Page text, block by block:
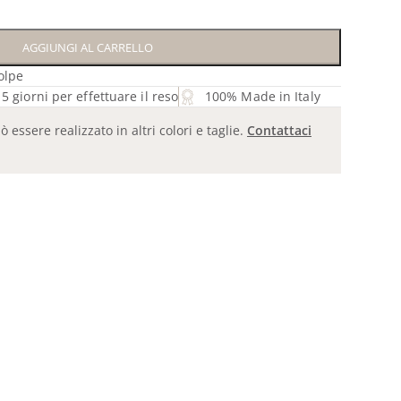
AGGIUNGI AL CARRELLO
giorni per effettuare il reso
100% Made in Italy
essere realizzato in altri colori e taglie. Contattaci